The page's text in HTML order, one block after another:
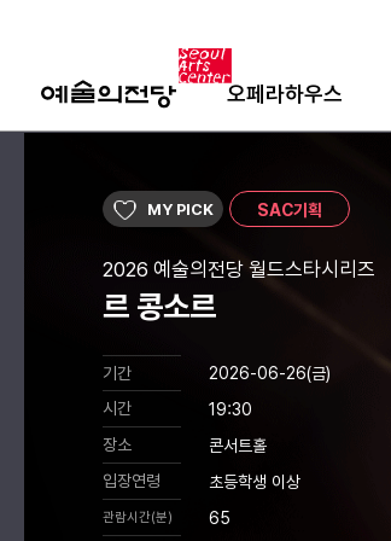
오페라하우스
MY PICK SAC기획
2026 예술의전당 월드스타시리즈
르 콩소르
기간
2026-06-26(금)
시간
19:30
장소
콘서트홀
입장연령
초등학생 이상
관람시간(분) 65